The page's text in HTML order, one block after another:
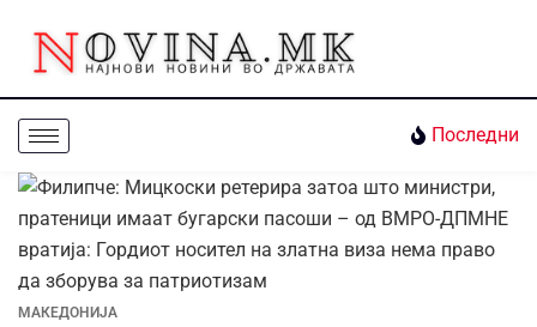
Последни
МАКЕДОНИЈА